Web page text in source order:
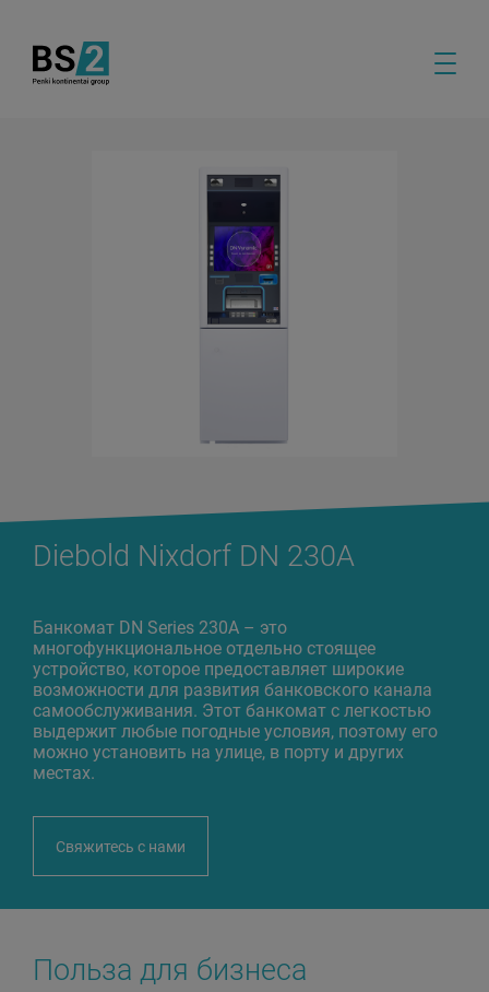
Diebold Nixdorf DN 230A
Банкомат DN Series 230A – это
многофункциональное отдельно стоящее
устройство, которое предоставляет широкие
возможности для развития банковского канала
самообслуживания. Этот банкомат с легкостью
выдержит любые погодные условия, поэтому его
можно установить на улице, в порту и других
местах.
Свяжитесь с нами
Польза для бизнеса